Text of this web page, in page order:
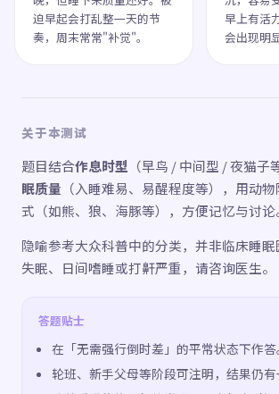
迫早起会打乱整一天的节
奏，周末常常"补觉"。
早上有活
会出现明
关于本测试
题目结合作息时型 （早鸟 / 中间型 / 夜猫子
眠质量 （入睡难易、易醒程度等），用动
式（如熊、狼、海豚等），方便记忆与讨论
隐喻参考大众科普中的分类，并非临床睡
失眠、日间嗜睡或打鼾严重，请咨询医生。
答题贴士
在「无需强行倒时差」的平常状态下作答
轮班、新手父母等阶段可注明，结果仍有